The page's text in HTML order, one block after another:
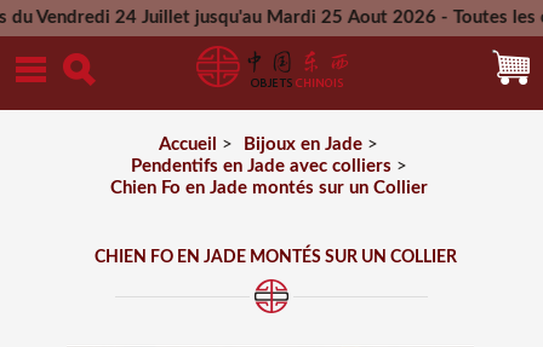
24 Juillet jusqu'au Mardi 25 Aout 2026 - Toutes les
Mercredi 26 Aout 2026
Accueil > Bijoux en Jade >
Pendentifs en Jade avec colliers >
Chien Fo en Jade montés sur un Collier
CHIEN FO EN JADE MONTÉS SUR UN COLLIER